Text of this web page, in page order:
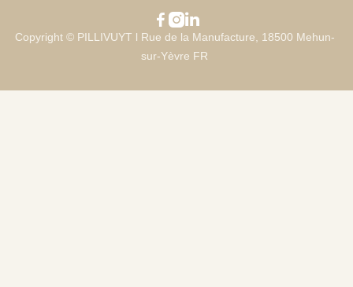
Copyright © PILLIVUYT l Rue de la Manufacture, 18500 Mehun-
sur-Yèvre FR
 